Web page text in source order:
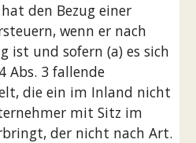
den Bezug einer
wenn er nach
ist und sofern (a) es sich
Abs. 3 fallende
die ein im Inland nicht
mit Sitz im
der nicht nach Art.